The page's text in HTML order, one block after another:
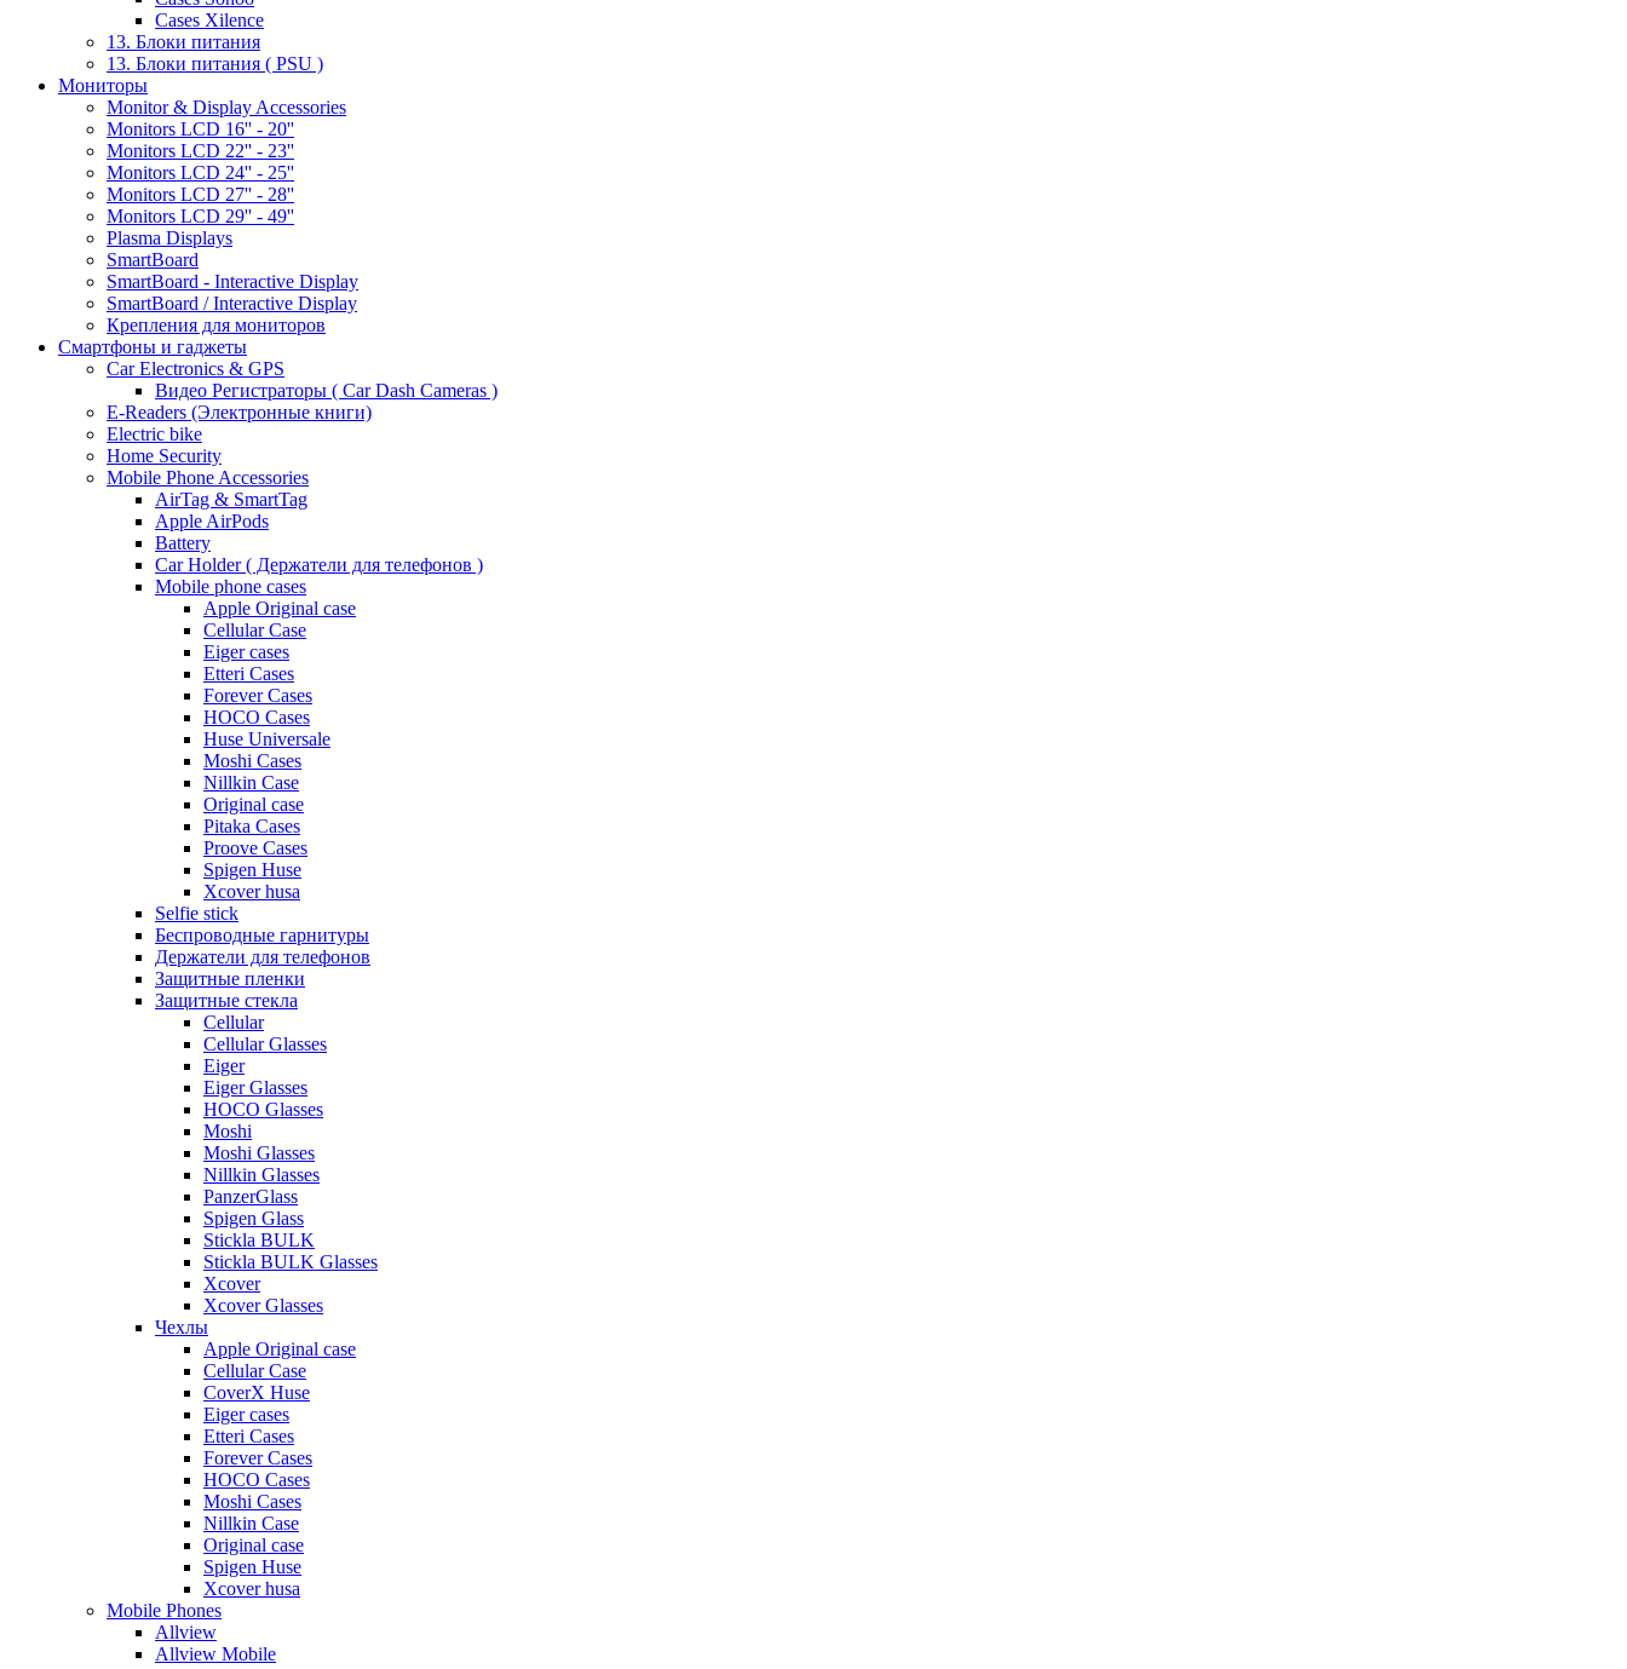
Cases Xilence
13. Блоки питания
13. Блоки питания ( PSU )
Мониторы
Monitor & Display Accessories
Monitors LCD 16'' - 20''
Monitors LCD 22'' - 23''
Monitors LCD 24'' - 25''
Monitors LCD 27'' - 28''
Monitors LCD 29'' - 49''
Plasma Displays
SmartBoard
SmartBoard - Interactive Display
SmartBoard / Interactive Display
Крепления для мониторов
Смартфоны и гаджеты
Car Electronics & GPS
Видео Регистраторы ( Car Dash Cameras )
E-Readers (Электронные книги)
Electric bike
Home Security
Mobile Phone Accessories
AirTag & SmartTag
Apple AirPods
Battery
Car Holder ( Держатели для телефонов )
Mobile phone cases
Apple Original case
Cellular Case
Eiger cases
Etteri Cases
Forever Cases
HOCO Cases
Huse Universale
Moshi Cases
Nillkin Case
Original case
Pitaka Cases
Proove Cases
Spigen Huse
Xcover husa
Selfie stick
Беспроводные гарнитуры
Держатели для телефонов
Защитные пленки
Защитные стекла
Cellular
Cellular Glasses
Eiger
Eiger Glasses
HOCO Glasses
Moshi
Moshi Glasses
Nillkin Glasses
PanzerGlass
Spigen Glass
Stickla BULK
Stickla BULK Glasses
Xcover
Xcover Glasses
Чехлы
Apple Original case
Cellular Case
CoverX Huse
Eiger cases
Etteri Cases
Forever Cases
HOCO Cases
Moshi Cases
Nillkin Case
Original case
Spigen Huse
Xcover husa
Mobile Phones
Allview
Allview Mobile